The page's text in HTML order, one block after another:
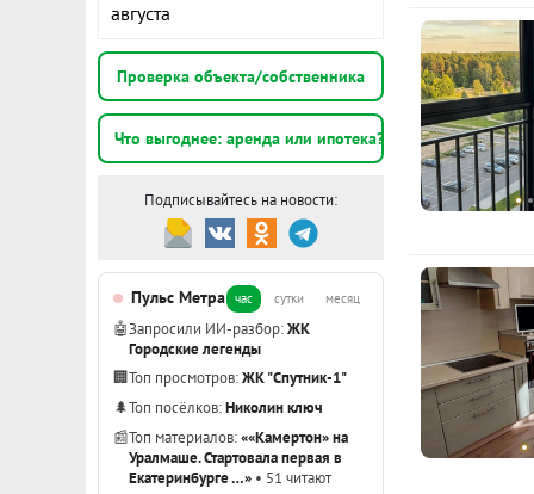
августа
Проверка объекта/собственника
Что выгоднее: аренда или ипотека?
Подписывайтесь на новости:
Пульс Метра час сутки месяц
🤖Запросили ИИ-разбор:ЖК
Городские легенды
🏢Топ просмотров:ЖК "Спутник-1"
🌲Топ посёлков:Николин ключ
📰Топ материалов:««Камертон» на
Уралмаше. Стартовала первая в
Екатеринбурге …» • 51 читают
Показать